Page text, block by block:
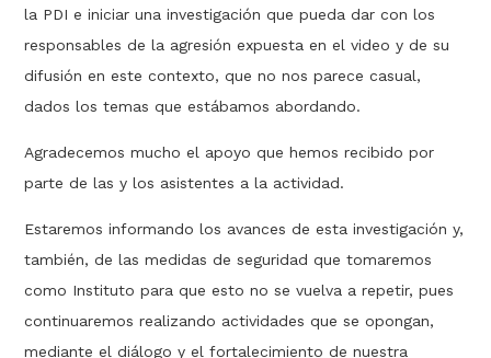
la PDI e iniciar una investigación que pueda dar con los
responsables de la agresión expuesta en el video y de su
difusión en este contexto, que no nos parece casual,
dados los temas que estábamos abordando.
Agradecemos mucho el apoyo que hemos recibido por
parte de las y los asistentes a la actividad.
Estaremos informando los avances de esta investigación y,
también, de las medidas de seguridad que tomaremos
como Instituto para que esto no se vuelva a repetir, pues
continuaremos realizando actividades que se opongan,
mediante el diálogo y el fortalecimiento de nuestra